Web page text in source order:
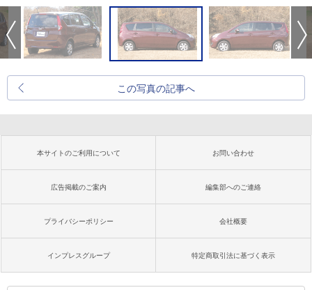
この写真の記事へ
本サイトのご利用について お問い合わせ
広告掲載のご案内 編集部へのご連絡
プライバシーポリシー 会社概要
インプレスグループ 特定商取引法に基づく表示